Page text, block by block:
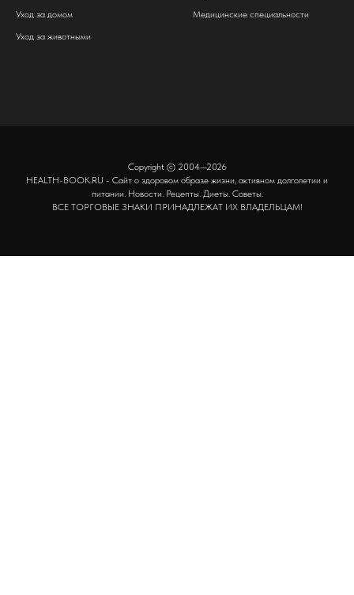
Уход за домом
Уход за животными
Медицинские специальности
Copyright © 2004—2026
HEALTH-BOOK.RU - Сайт о здоровом образе жизни, активном долголетии и
питании. Новости. Рецепты. Диеты. Советы.
ВСЕ ТОРГОВЫЕ ЗНАКИ ПРИНАДЛЕЖАТ ИХ ВЛАДЕЛЬЦАМ!